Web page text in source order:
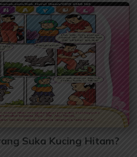
Suka Kucing Hitam?